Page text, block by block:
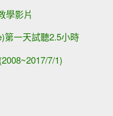
學影片
第一天試聽2.5小時
7/1)